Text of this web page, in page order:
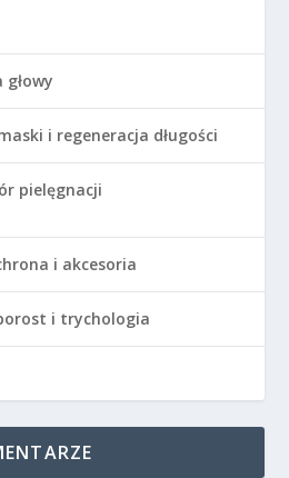
głowy
i regeneracja długości
pielęgnacji
i akcesoria
i trychologia